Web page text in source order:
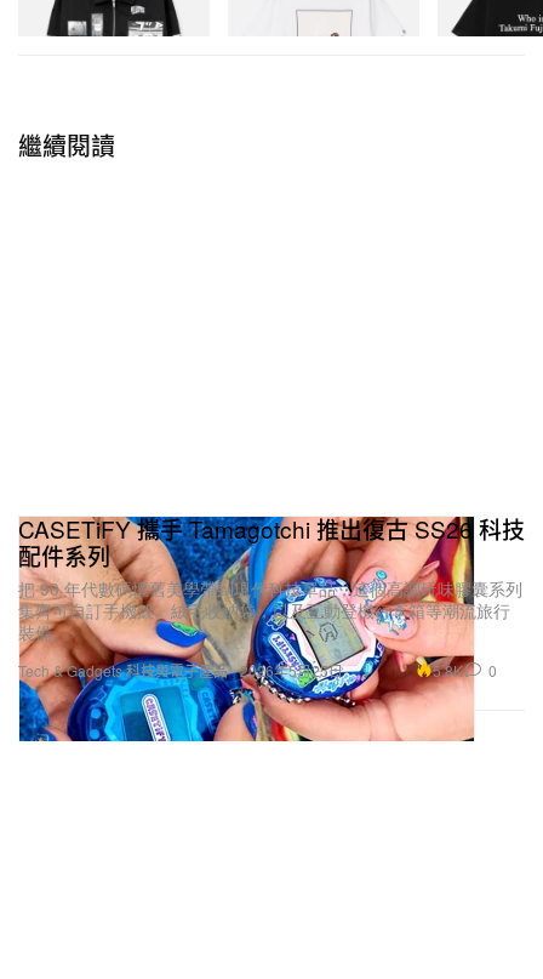
立即購入
立即購入
繼續閱讀
Tech & Gadgets 科技與電子產品
CASETiFY 攜手 Tamagotchi 推出復古 SS26 科技
配件系列
把 90 年代數碼懷舊美學帶到現代科技單品，這個高調玩味膠囊系列
集齊可自訂手機殼、絨毛收納袋，以及互動登機行李箱等潮流旅行
裝備。
2026年5月25日 5.8K 0